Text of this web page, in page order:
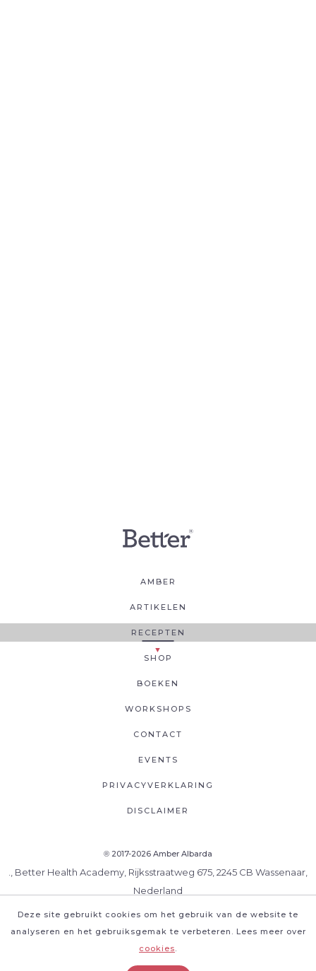
Deze site gebruikt cookies om het gebruik van de website te
analyseren en het gebruiksgemak te verbeteren. Lees meer over
cookies.
AMBER
ARTIKELEN
RECEPTEN
SHOP
BOEKEN
WORKSHOPS
CONTACT
EVENTS
PRIVACYVERKLARING
DISCLAIMER
® 2017-2026 Amber Albarda
., Better Health Academy, Rijksstraatweg 675, 2245 CB Wassenaar,
Nederland